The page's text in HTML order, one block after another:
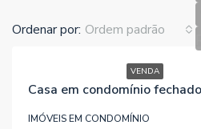
Ordenar por: Ordem padrão
VENDA
IMÓVEIS EM CONDOMÍNIO